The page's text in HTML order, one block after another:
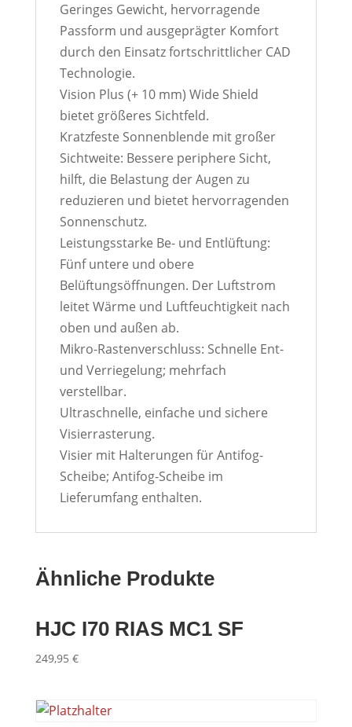
Geringes Gewicht, hervorragende
Passform und ausgeprägter Komfort
durch den Einsatz fortschrittlicher CAD
Technologie.
Vision Plus (+ 10 mm) Wide Shield
bietet größeres Sichtfeld.
Kratzfeste Sonnenblende mit großer
Sichtweite: Bessere periphere Sicht,
hilft, die Belastung der Augen zu
reduzieren und bietet hervorragenden
Sonnenschutz.
Leistungsstarke Be- und Entlüftung:
Fünf untere und obere
Belüftungsöffnungen. Der Luftstrom
leitet Wärme und Luftfeuchtigkeit nach
oben und außen ab.
Mikro-Rastenverschluss: Schnelle Ent-
und Verriegelung; mehrfach
verstellbar.
Ultraschnelle, einfache und sichere
Visierrasterung.
Visier mit Halterungen für Antifog-
Scheibe; Antifog-Scheibe im
Lieferumfang enthalten.
Ähnliche Produkte
HJC I70 RIAS MC1 SF
249,95 €